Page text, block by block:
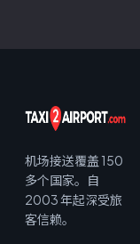
机场接送覆盖 150
多个国家。自
2003 年起深受旅
客信赖。